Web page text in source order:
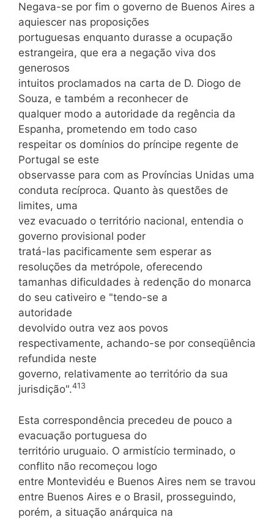
Negava-se por fim o governo de Buenos Aires a
aquiescer nas proposições
portuguesas enquanto durasse a ocupação
estrangeira, que era a negação viva dos
generosos
intuitos proclamados na carta de D. Diogo de
Souza, e também a reconhecer de
qualquer modo a autoridade da regência da
Espanha, prometendo em todo caso
respeitar os domínios do príncipe regente de
Portugal se este
observasse para com as Províncias Unidas uma
conduta recíproca. Quanto às questões de
limites, uma
vez evacuado o território nacional, entendia o
governo provisional poder
tratá-las pacificamente sem esperar as
resoluções da metrópole, oferecendo
tamanhas dificuldades à redenção do monarca
do seu cativeiro e "tendo-se a
autoridade
devolvido outra vez aos povos
respectivamente, achando-se por conseqüência
refundida neste
governo, relativamente ao território da sua
jurisdição".413
Esta correspondência precedeu de pouco a
evacuação portuguesa do
território uruguaio. O armistício terminado, o
conflito não recomeçou logo
entre Montevidéu e Buenos Aires nem se travou
entre Buenos Aires e o Brasil, prosseguindo,
porém, a situação anárquica na